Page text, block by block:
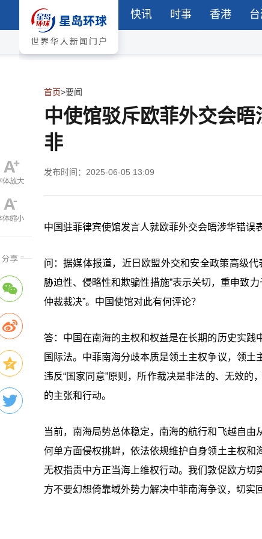
快讯 时事 香港
首页>要闻
中使馆驳斥欧菲外交会
非
发布时间：2025-06-05 13:09
中国驻菲律宾使馆发言人就欧菲外交会晤涉华错误
问：据媒体报道，近日欧盟外交和安全政策高级
胁迫性、侵略性和欺骗性措施”表示关切，重申致
仲裁裁决”。中国使馆对此有何评论？
答：中国在南海的主权和权益是在长期的历史实
国际法。中菲南海分歧本质是领土主权争议，领
违反“国家同意”原则，所作裁决是非法的、无效
的主张和行动。
当前，南海局势总体稳定，南海的航行和飞越自
何单方面侵权挑衅，依法依规维护自身领土主权
无权指责中方正当海上维权行动。我们敦促欧方
方不要幻想倚靠域外势力解决中菲南海争议，切实